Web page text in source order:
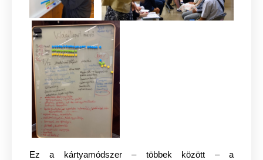
Ez a kártyamódszer – többek között – a